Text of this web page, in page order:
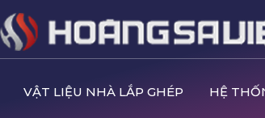
VẬT LIỆU NHÀ LẮP GHÉP HỆ